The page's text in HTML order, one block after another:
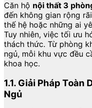
Căn hộ nội thất 3
đến không gian rộng
thế hệ hoặc những ai
Tuy nhiên, việc tối ưu
thách thức. Từ phòng
ngủ, mỗi khu vực đều
khoa học.
1.1. Giải Pháp Toàn
Ngủ